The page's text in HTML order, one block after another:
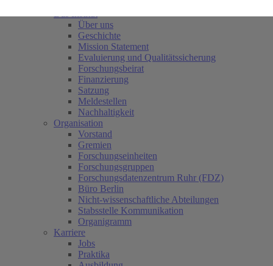
Über uns
Geschichte
Mission Statement
Evaluierung und Qualitätssicherung
Forschungsbeirat
Finanzierung
Satzung
Meldestellen
Nachhaltigkeit
Organisation
Vorstand
Gremien
Forschungseinheiten
Forschungsgruppen
Forschungsdatenzentrum Ruhr (FDZ)
Büro Berlin
Nicht-wissenschaftliche Abteilungen
Stabsstelle Kommunikation
Organigramm
Karriere
Jobs
Praktika